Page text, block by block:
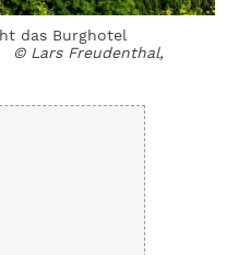
das Burghotel
© Lars Freudenthal,